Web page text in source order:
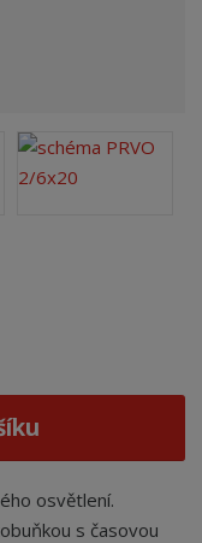
osvětlení.
s časovou